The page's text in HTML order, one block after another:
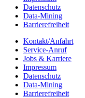
Daten­schutz
Data-Mining
Barrie­re­frei­heit
Kontakt/​​Anfahrt
Service-Anruf
Jobs & Karriere
Impres­sum
Daten­schutz
Data-Mining
Barrie­re­frei­heit